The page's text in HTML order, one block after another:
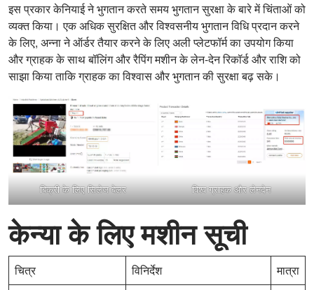
इस प्रकार केनियाई ने भुगतान करते समय भुगतान सुरक्षा के बारे में चिंताओं को
व्यक्त किया। एक अधिक सुरक्षित और विश्वसनीय भुगतान विधि प्रदान करने
के लिए, अन्ना ने ऑर्डर तैयार करने के लिए अली प्लेटफॉर्म का उपयोग किया
और ग्राहक के साथ बॉलिंग और रैपिंग मशीन के लेन-देन रिकॉर्ड और राशि को
साझा किया ताकि ग्राहक का विश्वास और भुगतान की सुरक्षा बढ़ सके।
बिक्री के लिए सिलेज बेलर विश्व ग्राहक और लेनदेन
केन्या के लिए मशीन सूची
चित्र विनिर्देश
मात्रा